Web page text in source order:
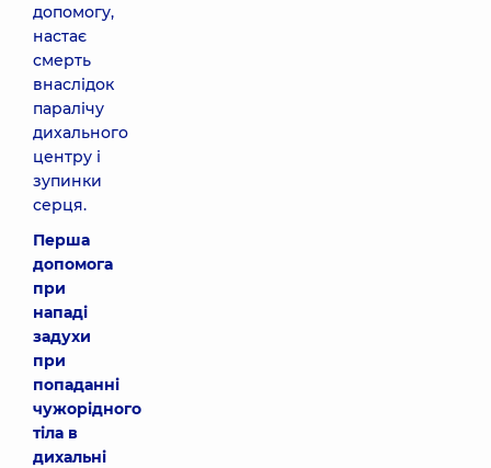
допомогу,
настає
смерть
внаслідок
паралічу
дихального
центру і
зупинки
серця.
Перша
допомога
при
нападі
задухи
при
попаданні
чужорідного
тіла в
дихальні